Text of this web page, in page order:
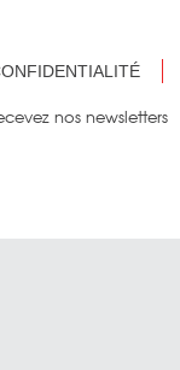
nos newsletters